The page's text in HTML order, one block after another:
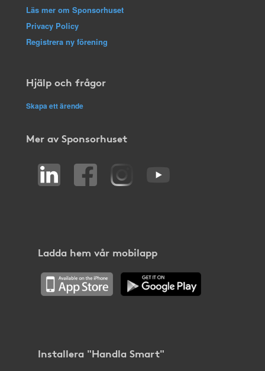
Läs mer om Sponsorhuset
Privacy Policy
Registrera ny förening
Hjälp och frågor
Skapa ett ärende
Mer av Sponsorhuset
Ladda hem vår mobilapp
Installera "Handla Smart"